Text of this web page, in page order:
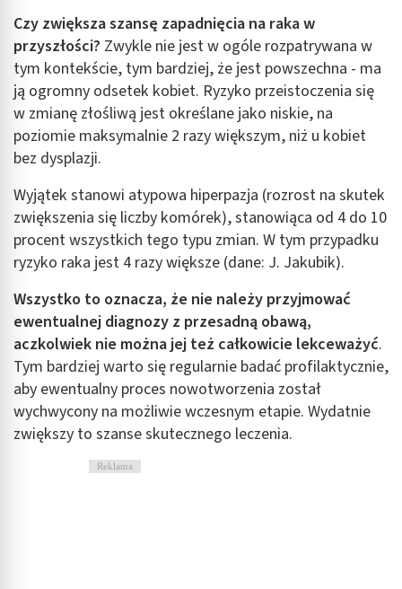
Czy zwiększa szansę zapadnięcia na raka w
przyszłości? Zwykle nie jest w ogóle rozpatrywana w
tym kontekście, tym bardziej, że jest powszechna - ma
ją ogromny odsetek kobiet. Ryzyko przeistoczenia się
w zmianę złośliwą jest określane jako niskie, na
poziomie maksymalnie 2 razy większym, niż u kobiet
bez dysplazji.
Wyjątek stanowi atypowa hiperpazja (rozrost na skutek
zwiększenia się liczby komórek), stanowiąca od 4 do 10
procent wszystkich tego typu zmian. W tym przypadku
ryzyko raka jest 4 razy większe (dane: J. Jakubik).
Wszystko to oznacza, że nie należy przyjmować
ewentualnej diagnozy z przesadną obawą,
aczkolwiek nie można jej też całkowicie lekceważyć.
Tym bardziej warto się regularnie badać profilaktycznie,
aby ewentualny proces nowotworzenia został
wychwycony na możliwie wczesnym etapie. Wydatnie
zwiększy to szanse skutecznego leczenia.
Reklama